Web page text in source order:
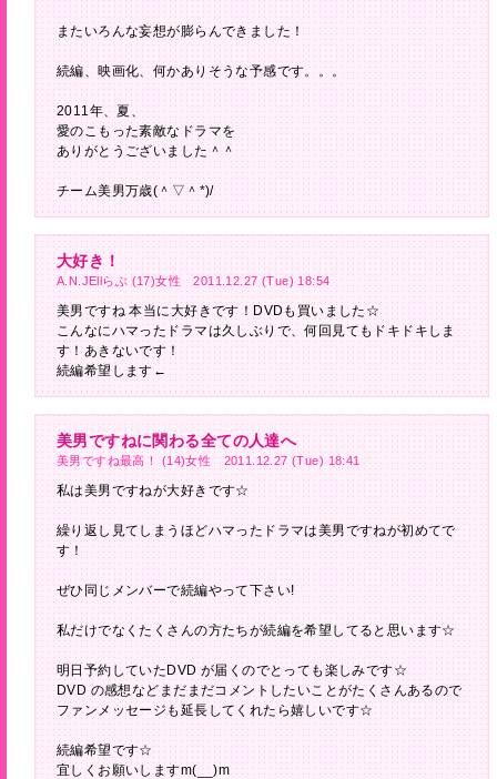
またいろんな妄想が膨らんできました！
続編、映画化、何かありそうな予感です。。。
2011年、夏、
愛のこもった素敵なドラマを
ありがとうございました＾＾
チーム美男万歳(＾▽＾*)/
大好き！
A.N.JEllらぶ (17)女性 2011.12.27 (Tue) 18:54
美男ですね 本当に大好きです！DVDも買いました☆
こんなにハマったドラマは久しぶりで、何回見てもドキドキしま
す！あきないです！
続編希望します←
美男ですねに関わる全ての人達へ
美男ですね最高！ (14)女性 2011.12.27 (Tue) 18:41
私は美男ですねが大好きです☆
繰り返し見てしまうほどハマったドラマは美男ですねが初めてで
す！
ぜひ同じメンバーで続編やって下さい!
私だけでなくたくさんの方たちが続編を希望してると思います☆
明日予約していたDVD が届くのでとっても楽しみです☆
DVD の感想などまだまだコメントしたいことがたくさんあるので
ファンメッセージも延長してくれたら嬉しいです☆
続編希望です☆
宜しくお願いしますm(__)m